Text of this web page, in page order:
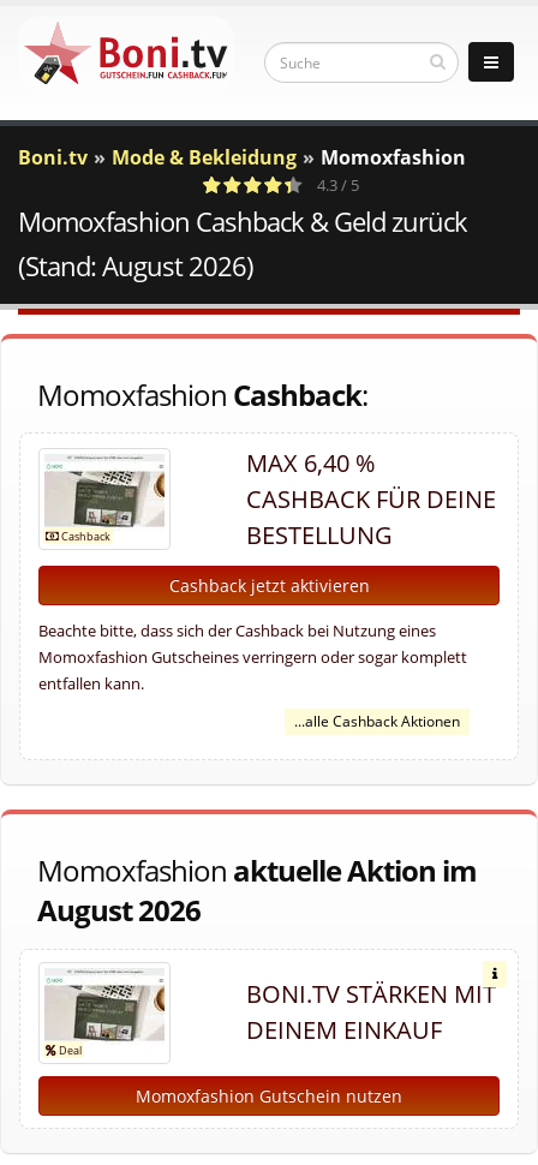
Boni.tv Mode & Bekleidung Momoxfashion
a
c
3 Votes
4.3 / 5
Momoxfashion Cashback & Geld zurück
(Stand: August 2026)
Momoxfashion Cashback:
MAX 6,40 %
CASHBACK FÜR DEINE
BESTELLUNG
Cashback jetzt aktivieren
Beachte bitte, dass sich der Cashback bei Nutzung eines
Momoxfashion Gutscheines verringern oder sogar komplett
entfallen kann.
...alle Cashback Aktionen
Momoxfashion aktuelle Aktion im
August 2026
BONI.TV STÄRKEN MIT
DEINEM EINKAUF
Momoxfashion Gutschein nutzen